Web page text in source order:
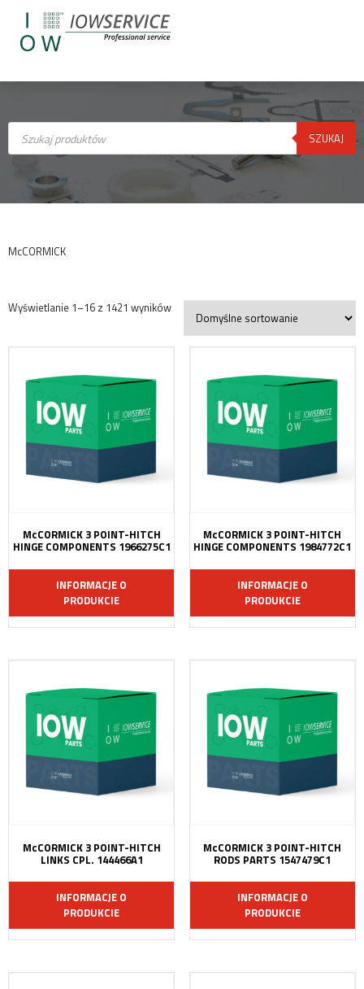
Wyszukiwarka
produktów SZUKAJ
McCORMICK
Wyświetlanie 1–16 z 1421 wyników
McCORMICK 3 POINT-HITCH
HINGE COMPONENTS 1966275C1
INFORMACJE O
PRODUKCIE
McCORMICK 3 POINT-HITCH
HINGE COMPONENTS 1984772C1
INFORMACJE O
PRODUKCIE
McCORMICK 3 POINT-HITCH
LINKS CPL. 144466A1
INFORMACJE O
PRODUKCIE
McCORMICK 3 POINT-HITCH
RODS PARTS 1547479C1
INFORMACJE O
PRODUKCIE